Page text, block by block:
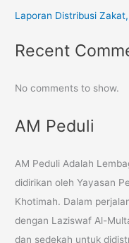
Laporan Distribusi
Recent
No comments to show.
AM Peduli
AM Peduli Adalah
didirikan oleh Yayasan
Khotimah. Dalam
dengan Laziswaf Al-
dan sedekah untuk